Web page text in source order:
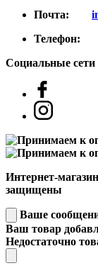
Почта:
Телефон:
Социальные сети
Интернет-
защищены
Ваше
Ваш товар
Недостаточно